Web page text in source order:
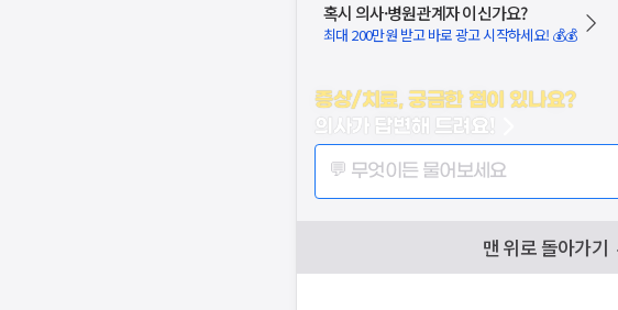
혹시 의사·병원관계자 이신가요?
최대 200만원 받고 바로 광고 시작하세요! 💰💰
증상/치료, 궁금한 점이 있나요?
의사가 답변해 드려요!
💬 무엇이든 물어보세요
맨 위로 돌아가기